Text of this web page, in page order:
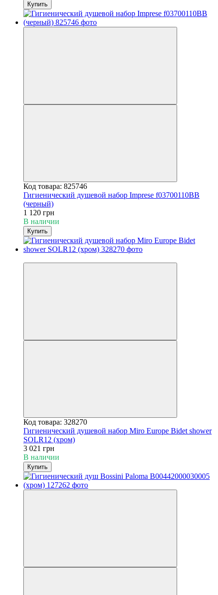
Купить
Код товара: 825746
Гигиенический душевой набор Imprese f03700110BB
(черный)
1 120 грн
В наличии
Купить
Код товара: 328270
Гигиенический душевой набор Miro Europe Bidet shower
SOLR12 (хром)
3 021 грн
В наличии
Купить